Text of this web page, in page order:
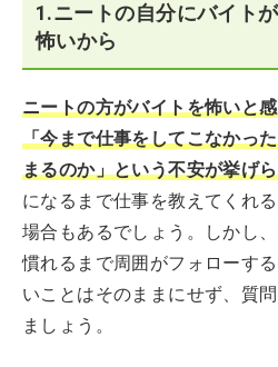
1.ニートの自分にバイト
怖いから
ニートの方がバイトを怖いと
「今まで仕事をしてこなかっ
まるのか」という不安が挙げ
になるまで仕事を教えてくれ
場合もあるでしょう。しかし
慣れるまで周囲がフォローす
いことはそのままにせず、質
ましょう。